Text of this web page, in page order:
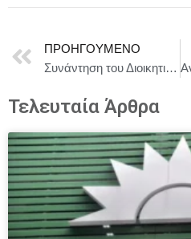
ΠΡΟΗΓΟΎΜΕΝΟ
Συνάντηση του Διοικητικού Συμβουλίου του Τουριστικού Οργανισμού της Πιερίας (Π.Ο.Τ.Α.Π.) με έναν από τους κορυφαίους Tour Operators της Ρουμανίας
Τελευταία Άρθρα